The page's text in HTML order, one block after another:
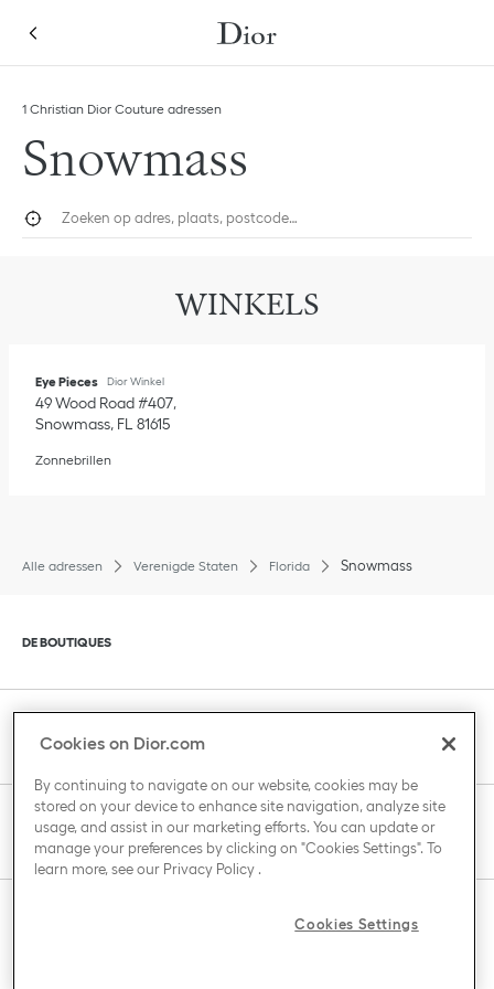
1 Christian Dior Couture adressen
Snowmass
Geolokaliseren
WINKELS
Eye Pieces Dior Winkel
49 Wood Road #407
Snowmass, FL 81615
Zonnebrillen
Alle adressen Verenigde Staten Florida Snowmass
Klik om inhoud uit te vouwen of te sluiten
DE BOUTIQUES
Klik om inhoud uit te vouwen of te sluiten
KLANTENSERVICE
Klik om inhoud uit te vouwen of te sluiten
THE HOUSE OF DIOR
Klik om inhoud uit te vouwen of te sluiten
Cookies on Dior.com
By continuing to navigate on our website, cookies may be
stored on your device to enhance site navigation, analyze site
usage, and assist in our marketing efforts. You can update or
manage your preferences by clicking on "Cookies Settings". To
learn more, see our Privacy Policy.
Cookies Settings